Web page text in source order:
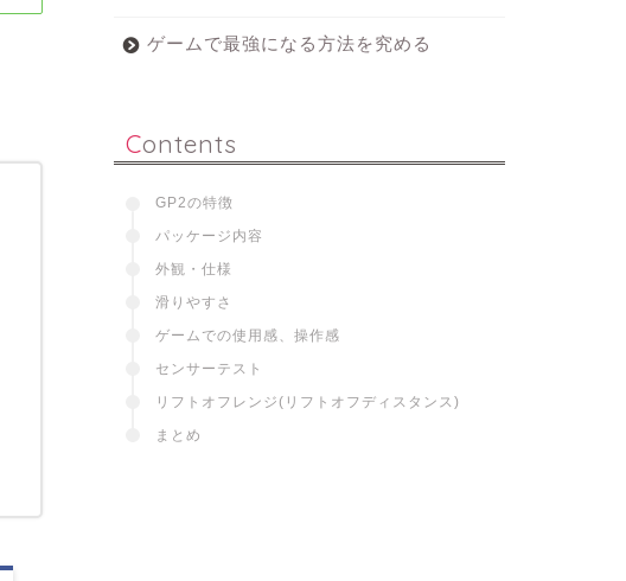
ゲームで最強になる方法を究める
Contents
GP2の特徴
パッケージ内容
外観・仕様
滑りやすさ
ゲームでの使用感、操作感
センサーテスト
リフトオフレンジ(リフトオフディスタンス)
まとめ